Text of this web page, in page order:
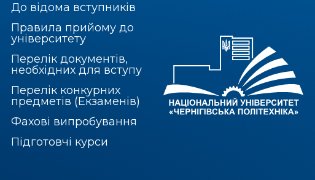
До відома вступників
Правила прийому до
університету
Перелік документів,
необхідних для вступу
Перелік конкурних
предметів (Екзаменів)
Фахові випробування
Підготовчі курси